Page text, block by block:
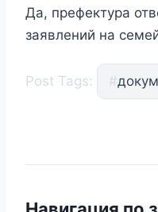
Да, префектура
заявлений на
Post Tags: #